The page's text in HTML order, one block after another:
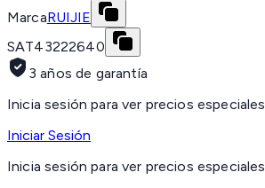
MarcaRUIJIE
SAT43222640
3 años de garantía
Inicia sesión para ver precios especiales
Iniciar Sesión
Inicia sesión para ver precios especiales